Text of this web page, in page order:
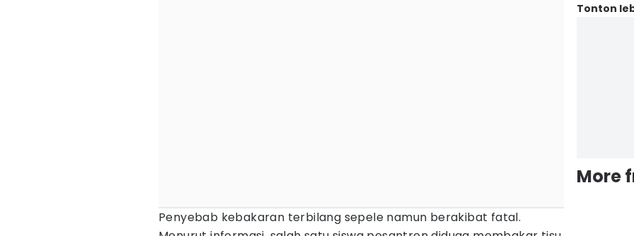
Penyebab kebakaran terbilang sepele namun berakibat fatal.
Tonton
More